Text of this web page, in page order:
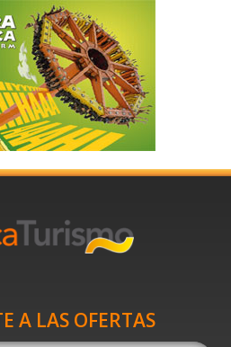
A LAS OFERTAS